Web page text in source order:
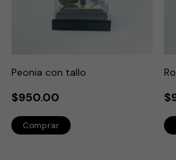
Peonia con tallo
$950.00